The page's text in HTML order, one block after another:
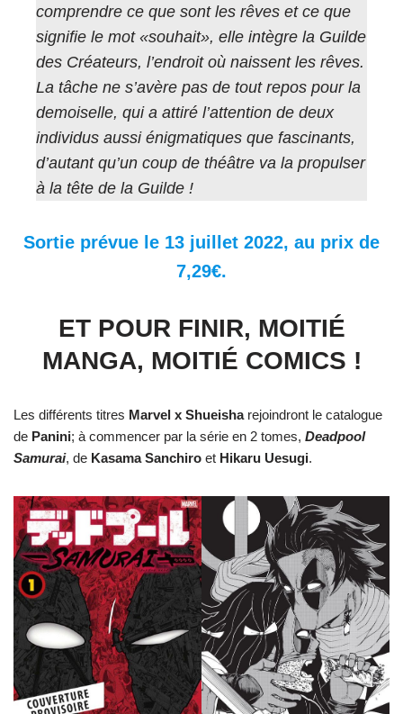
comprendre ce que sont les rêves et ce que
signifie le mot «souhait», elle intègre la Guilde
des Créateurs, l’endroit où naissent les rêves.
La tâche ne s’avère pas de tout repos pour la
demoiselle, qui a attiré l’attention de deux
individus aussi énigmatiques que fascinants,
d’autant qu’un coup de théâtre va la propulser
à la tête de la Guilde !
Sortie prévue le 13 juillet 2022, au prix de
7,29€.
ET POUR FINIR, MOITIÉ
MANGA, MOITIÉ COMICS !
Les différents titres Marvel x Shueisharejoindront le catalogue
de Panini; à commencer par la série en 2 tomes, Deadpool
Samurai, de Kasama Sanchiro et Hikaru Uesugi.